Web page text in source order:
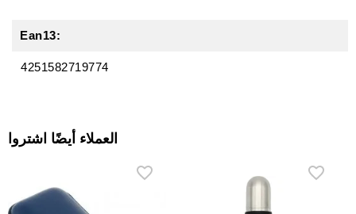
Ean13:
4251582719774
العملاء أيضًا اشتروا